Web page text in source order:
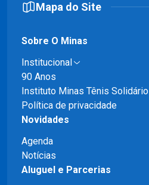
Mapa do Site
Sobre O Minas
Institucional
90 Anos
Instituto Minas Tênis Solidário
Política de privacidade
Novidades
Agenda
Notícias
Aluguel e Parcerias